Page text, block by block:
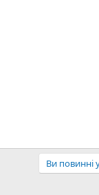
Ви повинні